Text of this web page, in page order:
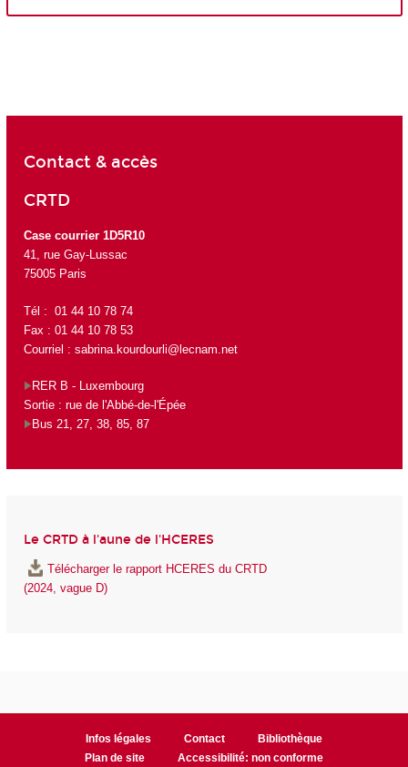
Contact & accès
CRTD
Case courrier 1D5R10
41, rue Gay-Lussac
75005 Paris
Tél : 01 44 10 78 74
Fax : 01 44 10 78 53
Courriel : sabrina.kourdourli@lecnam.net
RER B - Luxembourg
Sortie : rue de l'Abbé-de-l'Épée
Bus 21, 27, 38, 85, 87
Le CRTD à l'aune de l'HCERES
Télécharger le rapport HCERES du CRTD
(2024, vague D)
Infos légales Contact
Bibliothèque
Plan de site
Accessibilité: non conforme